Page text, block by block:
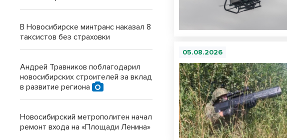
05.08.2026
В Новосибирске минтранс наказал 8
таксистов без страховки
Андрей Травников поблагодарил
новосибирских строителей за вклад
в развитие региона
Новосибирский метрополитен начал
ремонт входа на «Площади Ленина»